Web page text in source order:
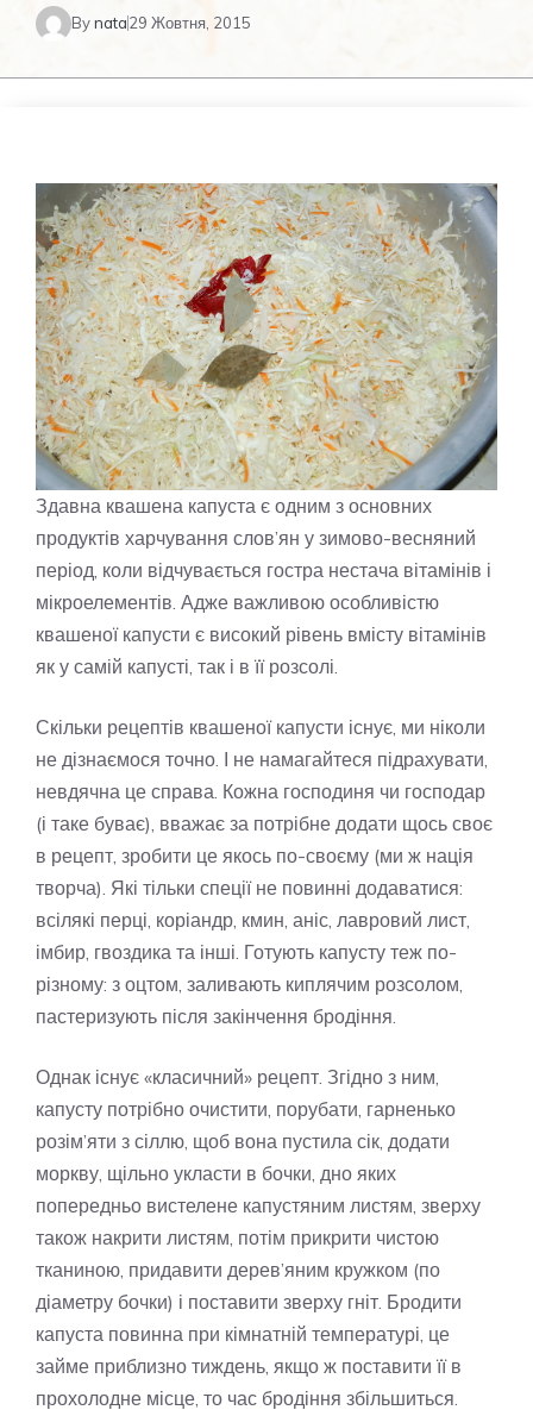
Bynata29 Жовтня, 2015
Здавна квашена капуста є одним з основних
продуктів харчування слов’ян у зимово-весняний
період, коли відчувається гостра нестача вітамінів і
мікроелементів. Адже важливою особливістю
квашеної капусти є високий рівень вмісту вітамінів
як у самій капусті, так і в її розсолі.
Скільки рецептів квашеної капусти існує, ми ніколи
не дізнаємося точно. І не намагайтеся підрахувати,
невдячна це справа. Кожна господиня чи господар
(і таке буває), вважає за потрібне додати щось своє
в рецепт, зробити це якось по-своєму (ми ж нація
творча). Які тільки спеції не повинні додаватися:
всілякі перці, коріандр, кмин, аніс, лавровий лист,
імбир, гвоздика та інші. Готують капусту теж по-
різному: з оцтом, заливають киплячим розсолом,
пастеризують після закінчення бродіння.
Однак існує «класичний» рецепт. Згідно з ним,
капусту потрібно очистити, порубати, гарненько
розім’яти з сіллю, щоб вона пустила сік, додати
моркву, щільно укласти в бочки, дно яких
попередньо вистелене капустяним листям, зверху
також накрити листям, потім прикрити чистою
тканиною, придавити дерев’яним кружком (по
діаметру бочки) і поставити зверху гніт. Бродити
капуста повинна при кімнатній температурі, це
займе приблизно тиждень, якщо ж поставити її в
прохолодне місце, то час бродіння збільшиться.